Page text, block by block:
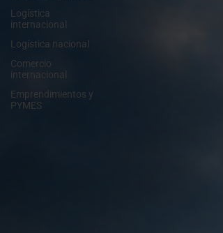
Logística
internacional
Logística nacional
Comercio
internacional
Emprendimientos y
PYMES